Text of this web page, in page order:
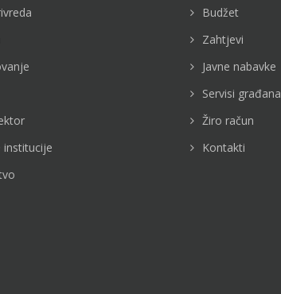
institucije
Budžet
Zahtjevi
Javne nabavke
Servisi građana
Žiro račun
Kontakti